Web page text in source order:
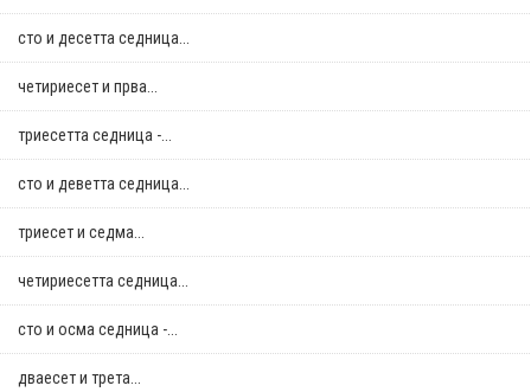
сто и десетта седница...
четириесет и прва...
триесетта седница -...
сто и деветта седница...
триесет и седма...
четириесетта седница...
сто и осма седница -...
дваесет и трета...